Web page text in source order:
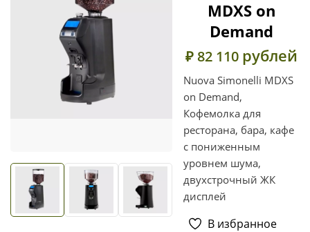
MDXS on
Demand
₽ 82 110 рублей
Nuova Simonelli MDXS
on Demand,
Кофемолка для
ресторана, бара, кафе
с пониженным
уровнем шума,
двухстрочный ЖК
дисплей
В избранное